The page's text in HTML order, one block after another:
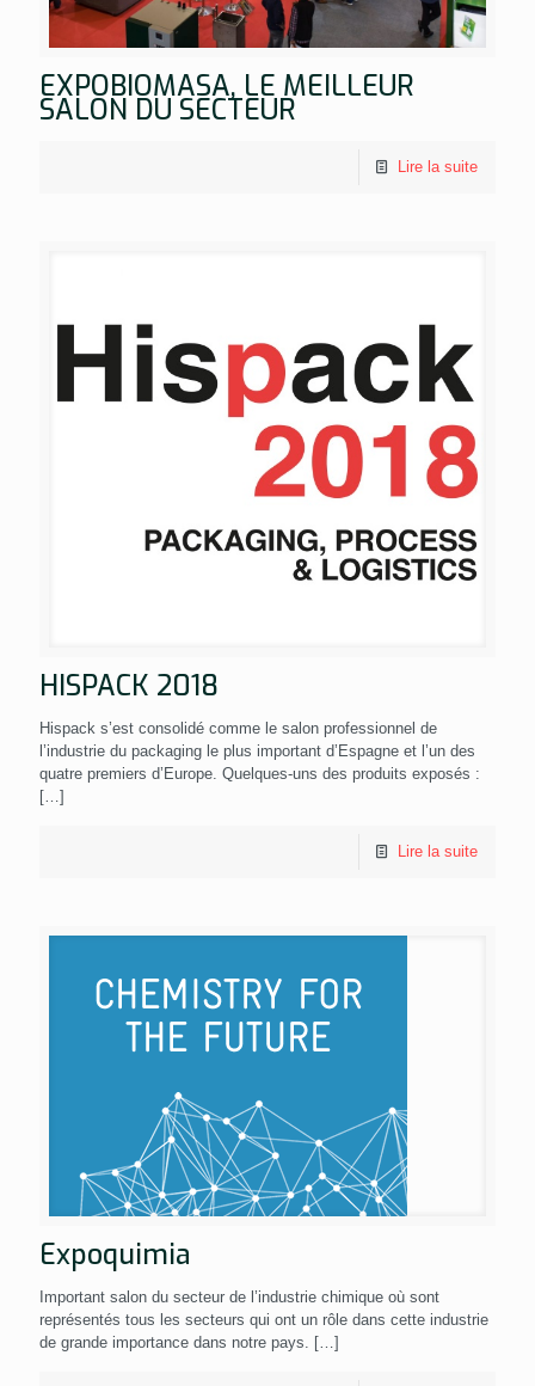
EXPOBIOMASA, LE MEILLEUR
SALON DU SECTEUR
Lire la suite
HISPACK 2018
Hispack s’est consolidé comme le salon professionnel de
l’industrie du packaging le plus important d’Espagne et l’un des
quatre premiers d’Europe. Quelques-uns des produits exposés :
[…]
Lire la suite
Expoquimia
Important salon du secteur de l’industrie chimique où sont
représentés tous les secteurs qui ont un rôle dans cette industrie
de grande importance dans notre pays.
[…]